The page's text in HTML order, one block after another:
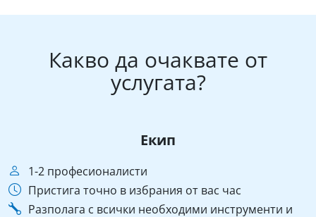
Какво да очаквате от
услугата?
Екип
1-2 професионалисти
Пристига точно в избрания от вас час
Разполага с всички необходими инструменти и